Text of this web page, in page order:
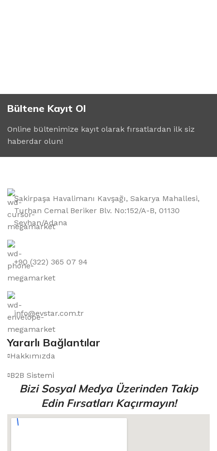
Bültene Kayıt Ol
Online bültenimize kayıt olarak fırsatlardan ilk siz
haberdar olun!
Şakirpaşa Havalimanı Kavşağı, Sakarya Mahallesi,
Turhan Cemal Beriker Blv. No:152/A-B, 01130
Seyhan/Adana
+90 (322) 365 07 94
info@evstar.com.tr
Yararlı Bağlantılar
Hakkımızda
B2B Sistemi
Bizi Sosyal Medya Üzerinden Takip
Edin Fırsatları Kaçırmayın!